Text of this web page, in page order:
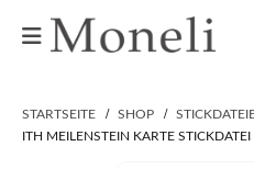
STARTSEITE SHOP
ITH MEILENSTEIN KARTE